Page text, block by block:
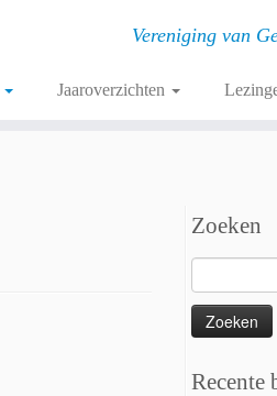
Vereniging van
Jaaroverzichten
Zoeken
naar:
Recente